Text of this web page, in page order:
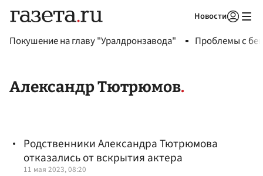
Новости
Покушение на главу "Уралдронзавода" Проблемы с
Александр Тютрюмов
Родственники Александра Тютрюмова
отказались от вскрытия актера
11 мая 2023, 08:20